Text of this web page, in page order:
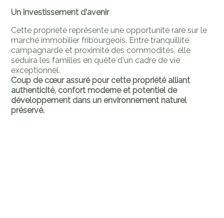
Un investissement d'avenir
Cette propriété représente une opportunité rare sur le
marché immobilier fribourgeois. Entre tranquillité
campagnarde et proximité des commodités, elle
séduira les familles en quête d'un cadre de vie
exceptionnel.
Coup de cœur assuré pour cette propriété alliant
authenticité, confort moderne et potentiel de
développement dans un environnement naturel
préservé.